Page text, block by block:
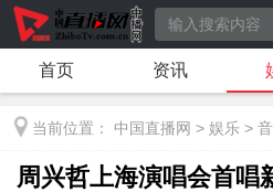
首页 资讯
当前位置： 中国直播网 > 娱乐 >
周兴哲上海演唱会首唱